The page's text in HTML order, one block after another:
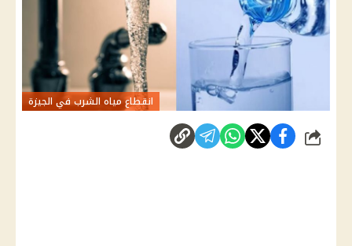
انقطاع مياه الشرب في الجيزة
شارك